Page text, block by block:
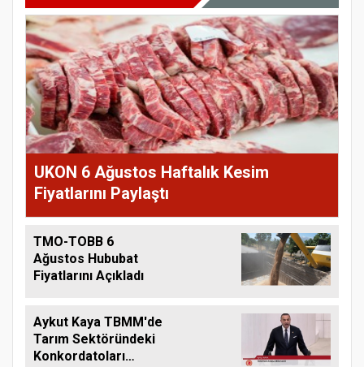
UKON 6 Ağustos Haftalık Kesim
Fiyatlarını Paylaştı
TMO-TOBB 6
Ağustos Hububat
Fiyatlarını Açıkladı
Aykut Kaya TBMM'de
Tarım Sektöründeki
Konkordatoları